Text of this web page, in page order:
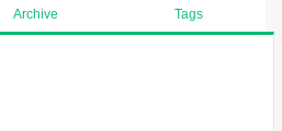
Archive Tags